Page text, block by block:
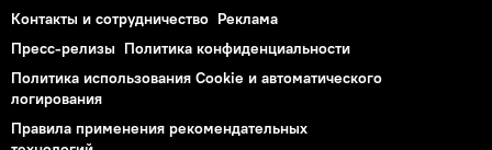
Контакты и сотрудничество Реклама
Пресс-релизы Политика конфиденциальности
Политика использования Cookie и автоматического
логирования
Правила применения рекомендательных